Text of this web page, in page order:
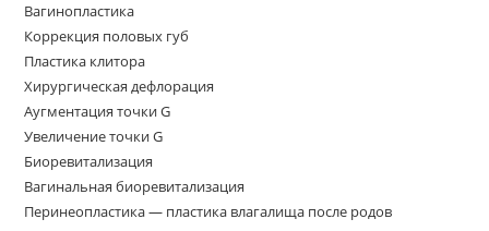
Вагинопластика
Коррекция половых губ
Пластика клитора
Хирургическая дефлорация
Аугментация точки G
Увеличение точки G
Биоревитализация
Вагинальная биоревитализация
Перинеопластика — пластика влагалища после родов